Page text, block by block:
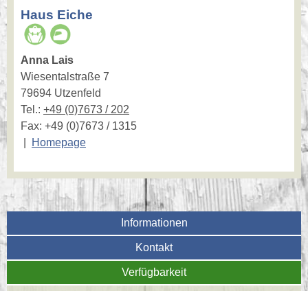
Haus Eiche
Anna Lais
Wiesentalstraße 7
79694 Utzenfeld
Tel.: +49 (0)7673 / 202
Fax: +49 (0)7673 / 1315
Homepage
Informationen
Kontakt
Verfügbarkeit